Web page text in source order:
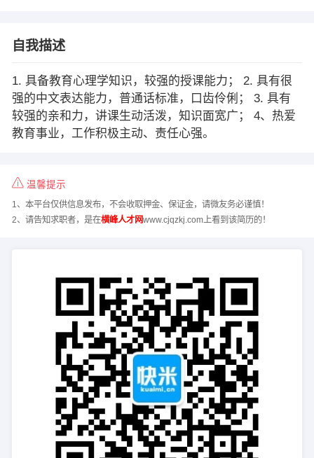
自我描述
1. 具备教育心理学知识，较强的授课能力； 2. 具有很
强的中文表达能力，普通话标准，口齿伶俐； 3. 具有
较强的亲和力，讲课生动活泼，知识面宽广； 4、热爱
教育事业，工作积极主动、责任心强。
温馨提示
1、本平台仅供信息发布，不会收取押金、保证金，请微友务必谨慎！
2、请告知求职者，是在横峰人才网www.cjqzkj.com上看到该简历的！